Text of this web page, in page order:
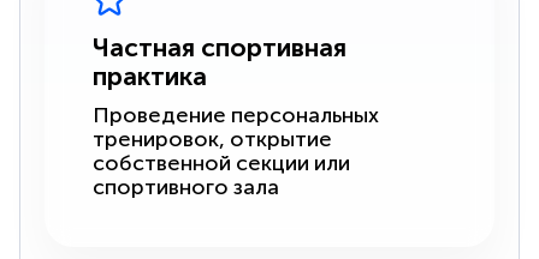
Частная спортивная
практика
Проведение персональных
тренировок, открытие
собственной секции или
спортивного зала